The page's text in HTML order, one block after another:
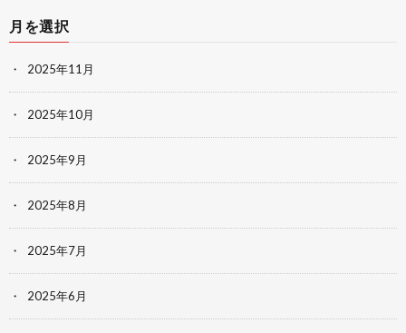
月を選択
2025年11月
2025年10月
2025年9月
2025年8月
2025年7月
2025年6月